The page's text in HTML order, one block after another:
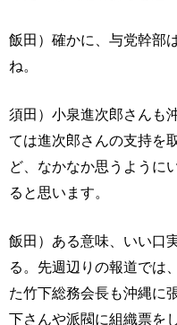
飯田）確かに、与党幹部
ね。
須田）小泉進次郎さんも
ては進次郎さんの支持を
ど、なかなか思うように
ると思います。
飯田）ある意味、いい口
る。先週辺りの報道では
た竹下総務会長も沖縄に
下さんや派閥に組織票を